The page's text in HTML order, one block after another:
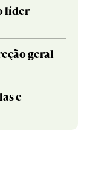
líder
geral
e